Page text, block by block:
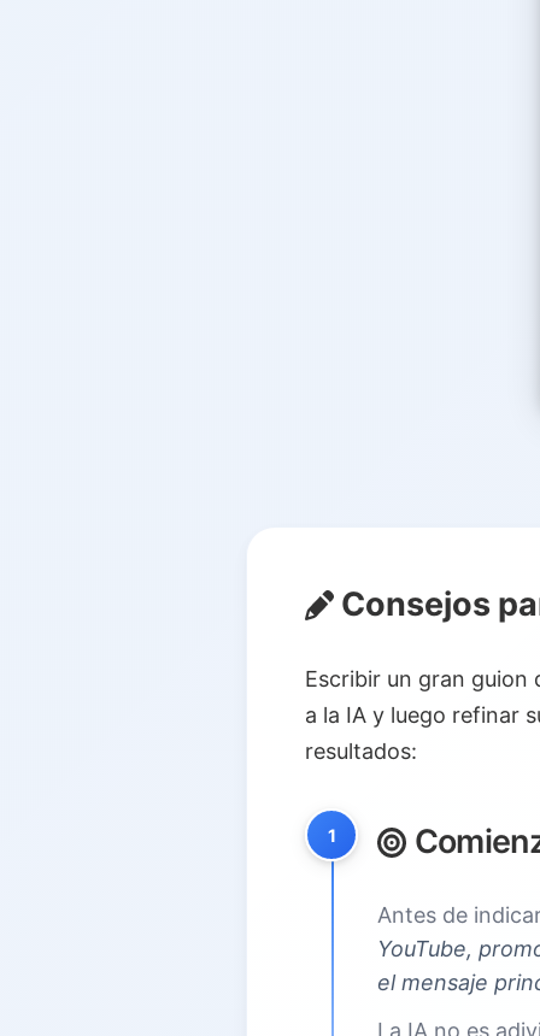
Consejos
Escribir un gran guion
a la IA y luego refinar
resultados:
1
Antes de
YouTube,
el mensaje